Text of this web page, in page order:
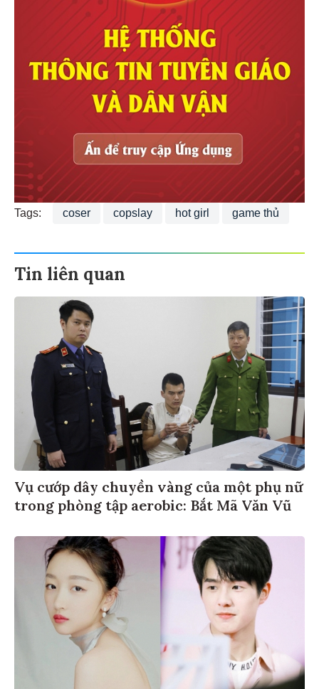
Tags: coser copslay hot girl game thủ
Tin liên quan
Vụ cướp dây chuyền vàng của một phụ nữ
trong phòng tập aerobic: Bắt Mã Văn Vũ